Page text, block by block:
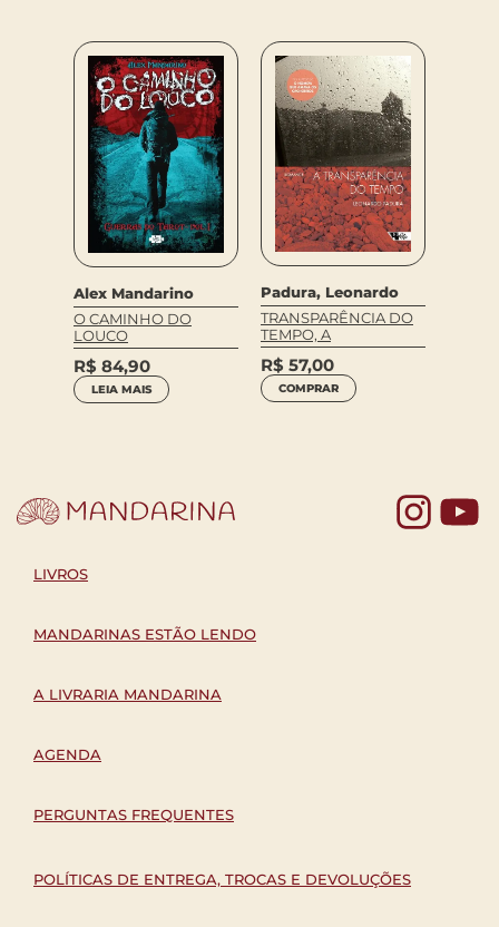
Alex Mandarino
O CAMINHO DO
LOUCO
R$ 84,90
LEIA MAIS
Padura, Leonardo
TRANSPARÊNCIA DO
TEMPO, A
R$ 57,00
COMPRAR
LIVROS
MANDARINAS ESTÃO LENDO
A LIVRARIA MANDARINA
AGENDA
PERGUNTAS FREQUENTES
POLÍTICAS DE ENTREGA, TROCAS E DEVOLUÇÕES